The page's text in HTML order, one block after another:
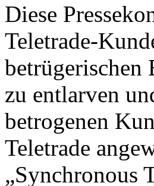
Diese
Teletrade-
betrügerischen
zu entlarven
betrogenen
Teletrade
„Synchronous